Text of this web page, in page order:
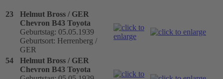
23
Helmut Bross / GER
Chevron B43 Toyota
Geburtstag: 05.05.1939
Geburtsort: Herrenberg /
GER
54
Helmut Bross / GER
Chevron B43 Toyota